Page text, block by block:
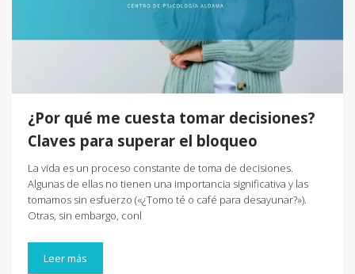
¿Por qué me cuesta tomar decisiones?
Claves para superar el bloqueo
La vida es un proceso constante de toma de decisiones.
Algunas de ellas no tienen una importancia significativa y las
tomamos sin esfuerzo («¿Tomo té o café para desayunar?»).
Otras, sin embargo, conl
Leer más